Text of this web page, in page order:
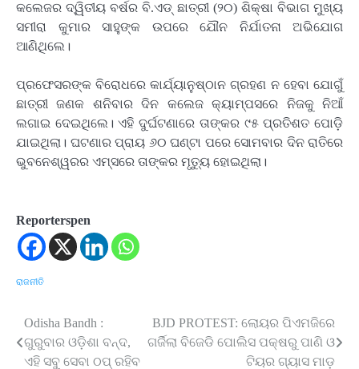
କଲେଜର ଦ୍ୱିତୀୟ ବର୍ଷର ବି.ଏଡ୍ ଛାତ୍ରୀ (୨୦) ଶିକ୍ଷା ବିଭାଗ ମୁଖ୍ୟ
ସମୀରା କୁମାର ସାହୁଙ୍କ ଉପରେ ଯୌନ ନିର୍ଯାତନା ଅଭିଯୋଗ
ଆଣିଥିଲେ।
ପ୍ରଫେସରଙ୍କ ବିରୋଧରେ କାର୍ଯ୍ୟାନୁଷ୍ଠାନ ଗ୍ରହଣ ନ ହେବା ଯୋଗୁଁ
ଛାତ୍ରୀ ଜଣକ ଶନିବାର ଦିନ କଲେଜ କ୍ୟାମ୍ପସରେ ନିଜକୁ ନିଆଁ
ଲଗାଇ ଦେଇଥିଲେ। ଏହି ଦୁର୍ଘଟଣାରେ ତାଙ୍କର ୯୫ ପ୍ରତିଶତ ପୋଡ଼ି
ଯାଇଥିଲା। ଘଟଣାର ପ୍ରାୟ ୬୦ ଘଣ୍ଟା ପରେ ସୋମବାର ଦିନ ରାତିରେ
ଭୁବନେଶ୍ୱରର ଏମ୍ସରେ ତାଙ୍କର ମୃତ୍ୟୁ ହୋଇଥିଲା।
Reporterspen
ରାଜନୀତି
Post
navigation
Odisha Bandh :
ଗୁରୁବାର ଓଡ଼ିଶା ବନ୍ଦ,
ଏହି ସବୁ ସେବା ଠପ୍ ରହିବ
BJD PROTEST: ଲୋୟର ପିଏମଜିରେ
ଗର୍ଜିଲା ବିଜେଡି ପୋଲିସ ପକ୍ଷରୁ ପାଣି ଓ
ଟିୟର ଗ୍ୟାସ ମାଡ଼